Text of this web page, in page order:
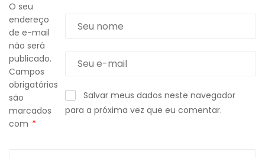
O seu
endereço
de e-mail
não será
publicado.
Campos
obrigatórios
são
marcados
com *
Salvar meus dados neste navegador
para a próxima vez que eu comentar.